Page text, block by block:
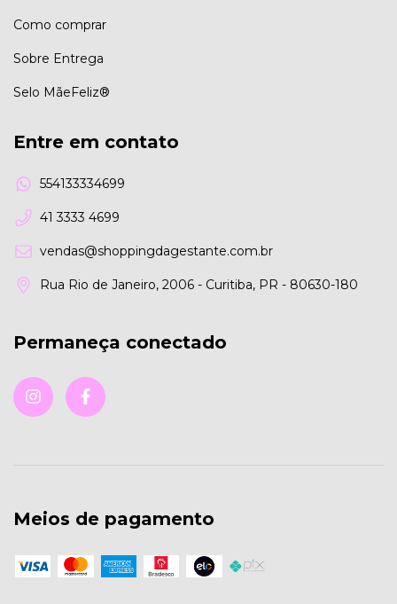
Como comprar
Sobre Entrega
Selo MãeFeliz®
Entre em contato
554133334699
41 3333 4699
vendas@shoppingdagestante.com.br
Rua Rio de Janeiro, 2006 - Curitiba, PR - 80630-180
Permaneça conectado
Meios de pagamento